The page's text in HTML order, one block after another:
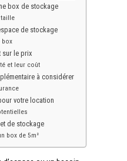
box de stockage
de stockage
box
sur le prix
et leur coût
à considérer
votre location
de stockage
box de 5m²